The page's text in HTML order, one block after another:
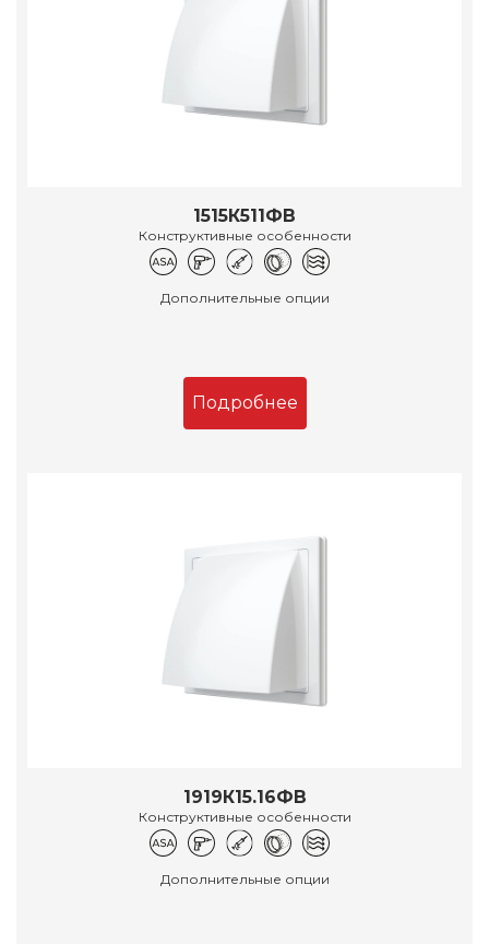
1515К511ФВ
Конструктивные особенности
Дополнительные опции
Подробнее
1919К15.16ФВ
Конструктивные особенности
Дополнительные опции